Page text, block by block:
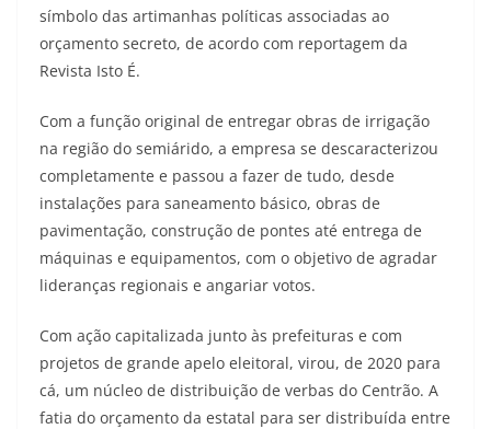
símbolo das artimanhas políticas associadas ao
orçamento secreto, de acordo com reportagem da
Revista Isto É.
Com a função original de entregar obras de irrigação
na região do semiárido, a empresa se descaracterizou
completamente e passou a fazer de tudo, desde
instalações para saneamento básico, obras de
pavimentação, construção de pontes até entrega de
máquinas e equipamentos, com o objetivo de agradar
lideranças regionais e angariar votos.
Com ação capitalizada junto às prefeituras e com
projetos de grande apelo eleitoral, virou, de 2020 para
cá, um núcleo de distribuição de verbas do Centrão. A
fatia do orçamento da estatal para ser distribuída entre